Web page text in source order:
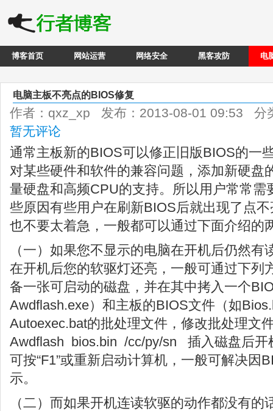
博客首页 网站运营 网络安全 黑客攻防 电
电脑主板不亮点的BIOS修复
作者：qxz_xp 发布：2013-08-01 09:53 分
暂无评论
通常主板新的BIOS可以修正旧版BIOS的一
对某些硬件和软件的兼容问题，添加新硬盘
量硬盘和高频CPU的支持。所以用户常常需
些原因有些用户在刷新BIOS后就出现了点
也不要太着急，一般都可以通过下面介绍的
（一）如果您不显示的电脑在开机后仍然
在开机后您的软驱灯还亮，一般可通过下列
备一张可启动的磁盘，并在其中拷入一个
Awdflash.exe）和主板的BIOS文件（如
Autoexec.bat的批处理文件，修改批处理文
Awdflash bios.bin /cc/py/sn 插入磁盘后开
可按“F1”或重新启动计算机，一般可解决因
示。
（二）而如果开机连读软驱的动作都没有的